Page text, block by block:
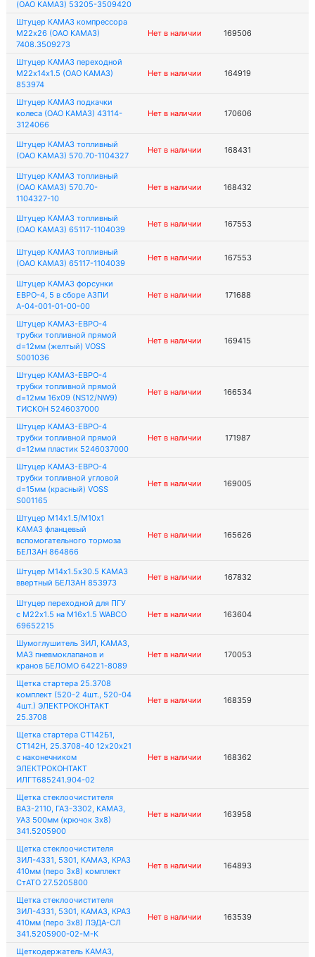
(ОАО КАМАЗ) 53205-3509420
Штуцер КАМАЗ компрессора
М22х26 (ОАО КАМАЗ)
7408.3509273
Нет в наличии 169506
Штуцер КАМАЗ переходной
М22х14х1.5 (ОАО КАМАЗ)
853974
Нет в наличии 164919
Штуцер КАМАЗ подкачки
колеса (ОАО КАМАЗ) 43114-
3124066
Нет в наличии 170606
Штуцер КАМАЗ топливный
(ОАО КАМАЗ) 570.70-1104327
Нет в наличии 168431
Штуцер КАМАЗ топливный
(ОАО КАМАЗ) 570.70-
1104327-10
Нет в наличии 168432
Штуцер КАМАЗ топливный
(ОАО КАМАЗ) 65117-1104039
Нет в наличии 167553
Штуцер КАМАЗ топливный
(ОАО КАМАЗ) 65117-1104039
Нет в наличии 167553
Штуцер КАМАЗ форсунки
ЕВРО-4, 5 в сборе АЗПИ
А-04-001-01-00-00
Нет в наличии 171688
Штуцер КАМАЗ-ЕВРО-4
трубки топливной прямой
d=12мм (желтый) VOSS
S001036
Нет в наличии 169415
Штуцер КАМАЗ-ЕВРО-4
трубки топливной прямой
d=12мм 16х09 (NS12/NW9)
ТИСКОН 5246037000
Нет в наличии 166534
Штуцер КАМАЗ-ЕВРО-4
трубки топливной прямой
d=12мм пластик 5246037000
Нет в наличии 171987
Штуцер КАМАЗ-ЕВРО-4
трубки топливной угловой
d=15мм (красный) VOSS
S001165
Нет в наличии 169005
Штуцер М14х1.5/М10х1
КАМАЗ фланцевый
вспомогательного тормоза
БЕЛЗАН 864866
Нет в наличии 165626
Штуцер М14х1.5х30.5 КАМАЗ
ввертный БЕЛЗАН 853973
Нет в наличии 167832
Штуцер переходной для ПГУ
с М22х1.5 на М16х1.5 WABCO
69652215
Нет в наличии 163604
Шумоглушитель ЗИЛ, КАМАЗ,
МАЗ пневмоклапанов и
кранов БЕЛОМО 64221-8089
Нет в наличии 170053
Щетка стартера 25.3708
комплект (520-2 4шт., 520-04
4шт.) ЭЛЕКТРОКОНТАКТ
25.3708
Нет в наличии 168359
Щетка стартера СТ142Б1,
СТ142Н, 25.3708-40 12х20х21
с наконечником
ЭЛЕКТРОКОНТАКТ
ИЛГТ685241.904-02
Нет в наличии 168362
Щетка стеклоочистителя
ВАЗ-2110, ГАЗ-3302, КАМАЗ,
УАЗ 500мм (крючок 3х8)
341.5205900
Нет в наличии 163958
Щетка стеклоочистителя
ЗИЛ-4331, 5301, КАМАЗ, КРАЗ
410мм (перо 3х8) комплект
СтАТО 27.5205800
Нет в наличии 164893
Щетка стеклоочистителя
ЗИЛ-4331, 5301, КАМАЗ, КРАЗ
410мм (перо 3х8) ЛЭДА-СЛ
341.5205900-02-М-К
Нет в наличии 163539
Щеткодержатель КАМАЗ,